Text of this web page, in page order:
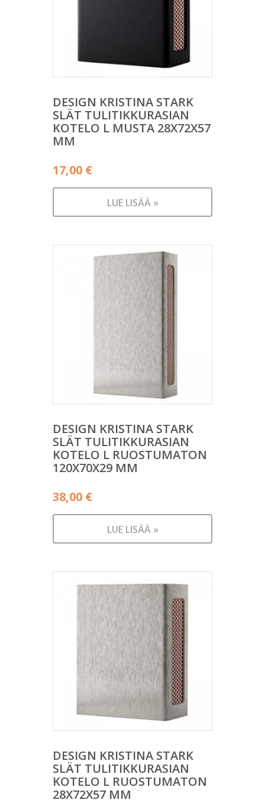
DESIGN KRISTINA STARK
SLÄT TULITIKKURASIAN
KOTELO L MUSTA 28X72X57
MM
17,00 €
LUE LISÄÄ »
DESIGN KRISTINA STARK
SLÄT TULITIKKURASIAN
KOTELO L RUOSTUMATON
120X70X29 MM
38,00 €
LUE LISÄÄ »
DESIGN KRISTINA STARK
SLÄT TULITIKKURASIAN
KOTELO L RUOSTUMATON
28X72X57 MM